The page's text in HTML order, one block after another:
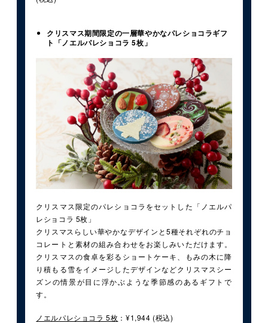
クリスマス期間限定の一層華やかなパレショコラギフ
ト「ノエルパレショコラ 5枚」
クリスマス限定のパレショコラをセットした「ノエルパ
レショコラ 5枚」
クリスマスらしい華やかなデザインと5種それぞれのチョ
コレートと素材の組み合わせをお楽しみいただけます。
クリスマスの食卓を彩るショートケーキ、もみの木に降
り積もる雪をイメージしたデザインなどクリスマスシー
ズンの情景が目に浮かぶような季節感のあるギフトで
す。
ノエルパレショコラ 5枚 ：¥1,944 (税込)